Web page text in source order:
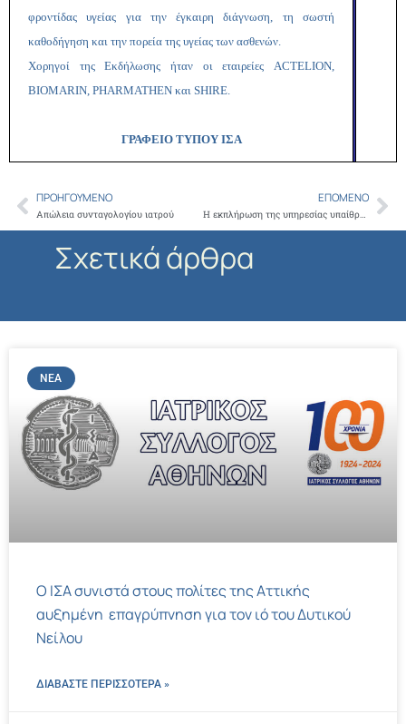
φροντίδας υγείας για την έγκαιρη διάγνωση, τη σωστή
καθοδήγηση και την πορεία της υγείας των ασθενών.
Χορηγοί της Εκδήλωσης ήταν οι εταιρείες ACTELION,
BIOMARIN, PHARMATHEN και SHIRE.
ΓΡΑΦΕΙΟ ΤΥΠΟΥ ΙΣΑ
Prev
ΠΡΟΗΓΟΎΜΕΝΟ
Απώλεια συνταγολογίου ιατρού
ΕΠΌΜΕΝΟ
Η εκπλήρωση της υπηρεσίας υπαίθρου ως προϋπόθεση για τη δήλωση ειδικότητας θα έχει δυσμενείς συνέπειες για τους Έλληνες γιατρούς
Σχετικά άρθρα
ΝΈΑ
Ο ΙΣΑ συνιστά στους πολίτες της Αττικής
αυξημένη επαγρύπνηση για τον ιό του Δυτικού
Νείλου
ΔΙΑΒΑΣΤΕ ΠΕΡΙΣΣΌΤΕΡΑ »